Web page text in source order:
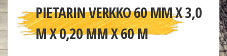
PIETARIN VERKKO 60 MM X 3,0
M X 0,20 MM X 60 M